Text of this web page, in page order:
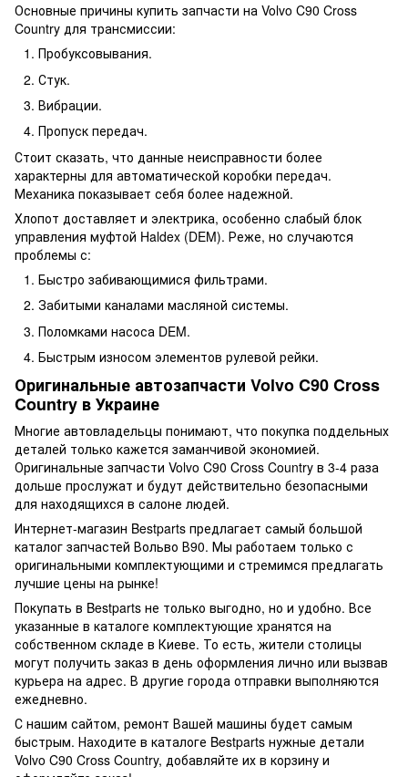
Основные причины купить запчасти на Volvo C90 Cross
Country для трансмиссии:
Пробуксовывания.
Стук.
Вибрации.
Пропуск передач.
Стоит сказать, что данные неисправности более
характерны для автоматической коробки передач.
Механика показывает себя более надежной.
Хлопот доставляет и электрика, особенно слабый блок
управления муфтой Haldex (DEM). Реже, но случаются
проблемы с:
Быстро забивающимися фильтрами.
Забитыми каналами масляной системы.
Поломками насоса DEM.
Быстрым износом элементов рулевой рейки.
Оригинальные автозапчасти Volvo C90 Cross
Country в Украине
Многие автовладельцы понимают, что покупка поддельных
деталей только кажется заманчивой экономией.
Оригинальные запчасти Volvo C90 Cross Country в 3-4 раза
дольше прослужат и будут действительно безопасными
для находящихся в салоне людей.
Интернет-магазин Bestparts предлагает самый большой
каталог запчастей Вольво В90. Мы работаем только с
оригинальными комплектующими и стремимся предлагать
лучшие цены на рынке!
Покупать в Bestparts не только выгодно, но и удобно. Все
указанные в каталоге комплектующие хранятся на
собственном складе в Киеве. То есть, жители столицы
могут получить заказ в день оформления лично или вызвав
курьера на адрес. В другие города отправки выполняются
ежедневно.
С нашим сайтом, ремонт Вашей машины будет самым
быстрым. Находите в каталоге Bestparts нужные детали
Volvo C90 Cross Country, добавляйте их в корзину и